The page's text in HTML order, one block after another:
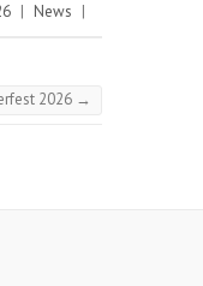
| News |
2026 →